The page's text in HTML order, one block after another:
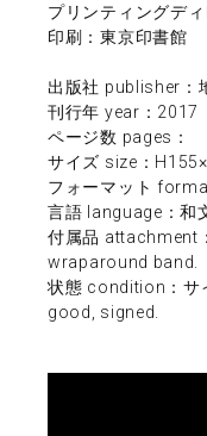
プリンティングデ
印刷：東京印書館
出版社 publisher：
刊行年 year：2017
ページ数 pages：
サイズ size：
フォーマット
言語 language：和
付属品 attachment
wraparound band.
状態 condition：サ
good, signed.